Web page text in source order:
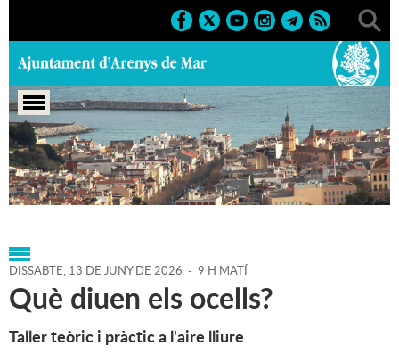
Portada > Agenda > 13-06-
2026 > Marcs > Culturals > 2026 > Cursos i tallers
DISSABTE, 13 DE JUNY DE 2026 - 9 H MATÍ
Què diuen els ocells?
Taller teòric i pràctic a l'aire lliure